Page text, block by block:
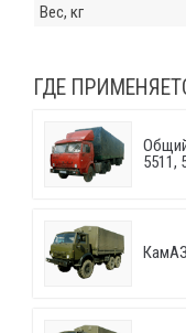
Вес, кг
ГДЕ
5511,